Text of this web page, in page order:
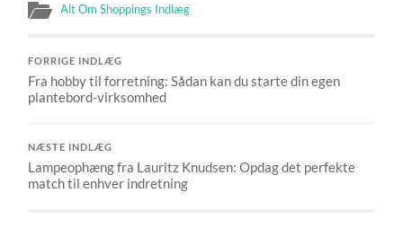
Alt Om Shoppings Indlæg
FORRIGE INDLÆG
Fra hobby til forretning: Sådan kan du starte din egen
plantebord-virksomhed
NÆSTE INDLÆG
Lampeophæng fra Lauritz Knudsen: Opdag det perfekte
match til enhver indretning